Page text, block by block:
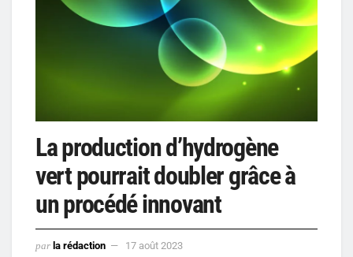
La production d’hydrogène
vert pourrait doubler grâce à
un procédé innovant
par la rédaction 17 août 2023